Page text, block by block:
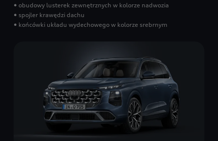
• obudowy lusterek zewnętrznych w kolorze nadwozia
• spojler krawędzi dachu
• końcówki układu wydechowego w kolorze srebrnym